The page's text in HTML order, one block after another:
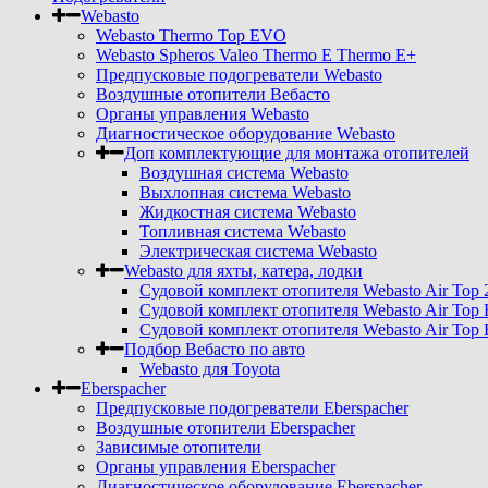
Webasto
Webasto Thermo Top EVO
Webasto Spheros Valeo Thermo E Thermo E+
Предпусковые подогреватели Webasto
Воздушные отопители Вебасто
Органы управления Webasto
Диагностическое оборудование Webasto
Доп комплектующие для монтажа отопителей
Воздушная система Webasto
Выхлопная система Webasto
Жидкостная система Webasto
Топливная система Webasto
Электрическая система Webasto
Webasto для яхты, катера, лодки
Судовой комплект отопителя Webasto Air Top
Судовой комплект отопителя Webasto Air Top
Судовой комплект отопителя Webasto Air Top
Подбор Вебасто по авто
Webasto для Toyota
Eberspacher
Предпусковые подогреватели Eberspacher
Воздушные отопители Eberspacher
Зависимые отопители
Органы управления Eberspacher